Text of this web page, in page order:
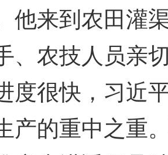
他来到农田灌
、农技人员亲
度很快，习近
的重中之重